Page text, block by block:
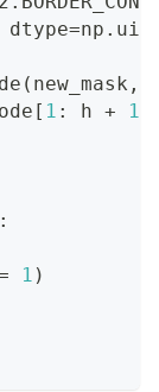
dtype=np .
( new_mask ,
[ 1 : h + 1
:
1 )